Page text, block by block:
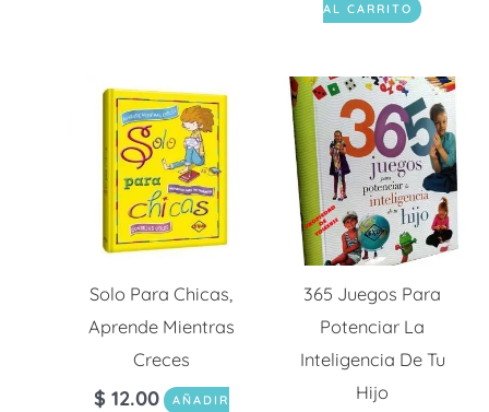
AL CARRITO
Solo Para Chicas,
Aprende Mientras
Creces
$ 12.00
AÑADIR
365 Juegos Para
Potenciar La
Inteligencia De Tu
Hijo